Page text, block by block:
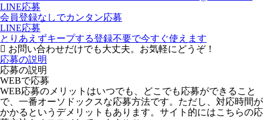
LINE応募
会員登録なしでカンタン応募
LINE応募
とりあえずキープする登録不要で今すぐ使えます
お問い合わせだけでも大丈夫。お気軽にどうぞ！
応募の説明
応募の説明
WEBで応募
WEB応募のメリットはいつでも、どこでも応募ができること
で、一番オーソドックスな応募方法です。ただし、対応時間が
かかるというデメリットもあります。サイト的にはこちらの応